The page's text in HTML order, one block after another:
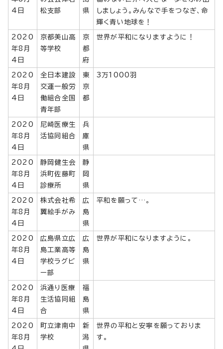
4日
松支部
県
しましょう。みんなで手をつなぎ、命
輝く青い地球を！
2020
年8月
4日
京都美山高
等学校
京
都
府
世界が平和になりますように！
2020
年8月
4日
全日本建設
交運一般労
働組合全国
青年部
東
京
都
3万1000羽
2020
年8月
4日
尼崎医療生
活協同組合
兵
庫
県
2020
年8月
4日
静岡健生会
浜町佐藤町
診療所
静
岡
県
2020
年8月
4日
株式会社希
翼絵手がみ
広
島
県
平和を願って…。
2020
年8月
4日
広島県立広
島工業高等
学校ラグビ
ー部
広
島
県
世界が平和になりますように。
2020
年8月
4日
浜通り医療
生活協同組
合
福
島
県
2020
年8月
町立津南中
学校
新
潟
世界の平和と安寧を願っておりま
す。